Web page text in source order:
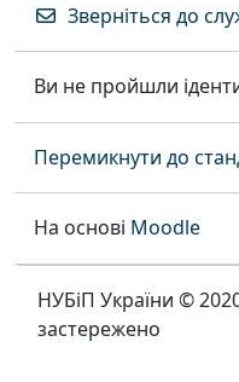
Зверніться до
Ви не пройшли
Перемикнути до
На основі Moodle
НУБіП України ©
застережено